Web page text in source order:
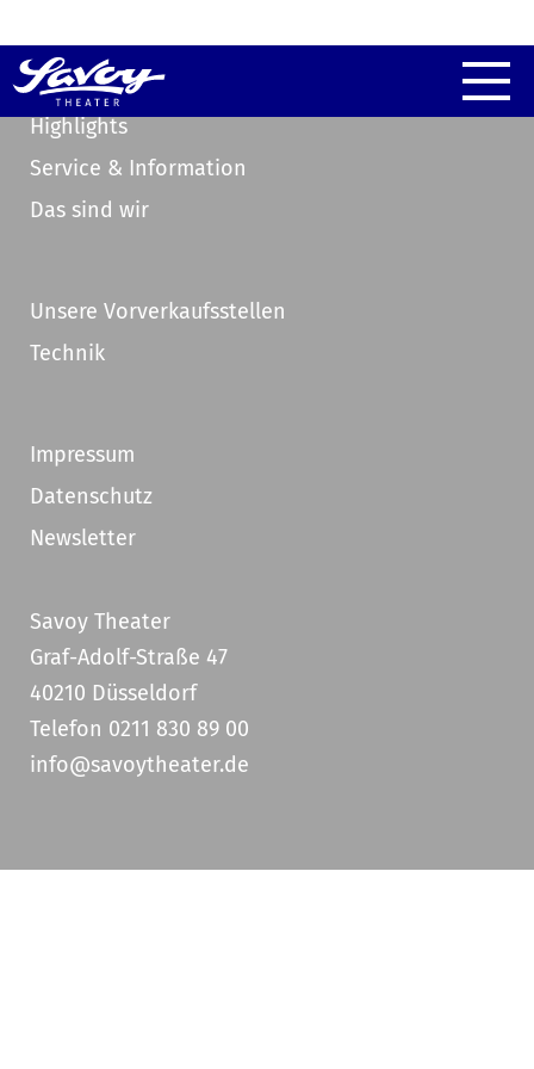
Highlights
Service & Information
Das sind wir
Unsere Vorverkaufsstellen
Technik
Impressum
Datenschutz
Newsletter
Savoy Theater
Graf-Adolf-Straße 47
40210 Düsseldorf
Telefon 0211 830 89 00
info@savoytheater.de